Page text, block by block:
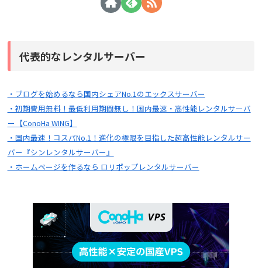
代表的なレンタルサーバー
・ブログを始めるなら国内シェアNo.1のエックスサーバー
・初期費用無料！最低利用期間無し！国内最速・高性能レンタルサーバ
ー【ConoHa WING】
・国内最速！コスパNo.1！進化の極限を目指した超高性能レンタルサー
バー『シンレンタルサーバー』
・ホームページを作るなら ロリポップレンタルサーバー